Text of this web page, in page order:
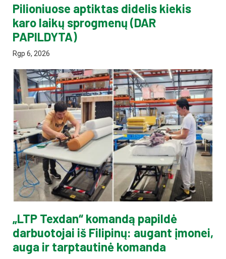
Pilioniuose aptiktas didelis kiekis
karo laikų sprogmenų (DAR
PAPILDYTA)
Rgp 6, 2026
„LTP Texdan“ komandą papildė
darbuotojai iš Filipinų: augant įmonei,
auga ir tarptautinė komanda